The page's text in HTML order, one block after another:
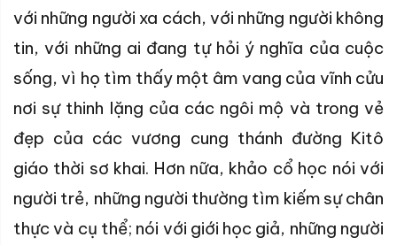
với những người xa cách, với những người không
tin, với những ai đang tự hỏi ý nghĩa của cuộc
sống, vì họ tìm thấy một âm vang của vĩnh cửu
nơi sự thinh lặng của các ngôi mộ và trong vẻ
đẹp của các vương cung thánh đường Kitô
giáo thời sơ khai. Hơn nữa, khảo cổ học nói với
người trẻ, những người thường tìm kiếm sự chân
thực và cụ thể; nói với giới học giả, những người